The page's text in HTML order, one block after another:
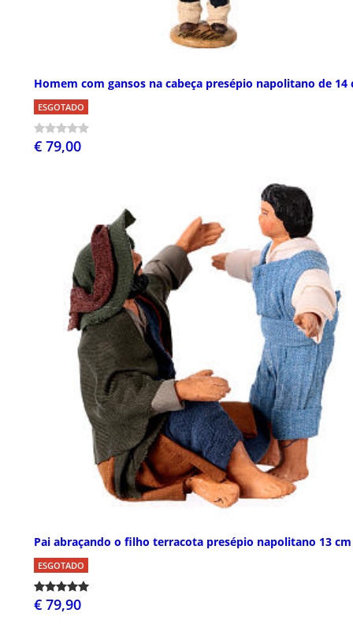
Homem com gansos na cabeça presépio napolitano de 14
ESGOTADO
€ 79,00
Pai abraçando o filho terracota presépio napolitano 13 cm
ESGOTADO
€ 79,90